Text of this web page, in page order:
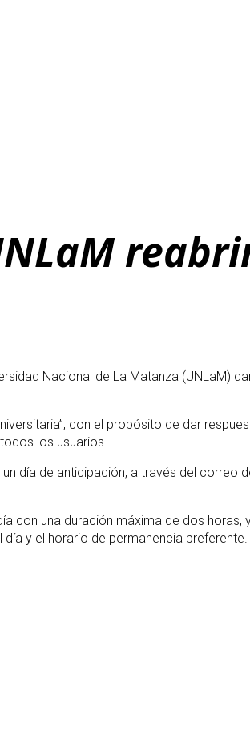
Nacional de La Matanza (UNLaM)
con el propósito de dar
los usuarios.
día de anticipación, a través del correo
con una duración máxima de dos
y el horario de permanencia